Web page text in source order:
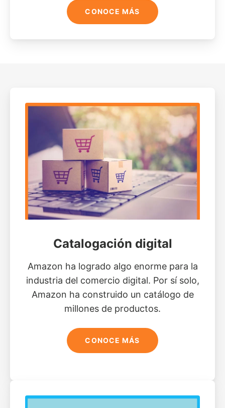
CONOCE MÁS
Catalogación digital
Amazon ha logrado algo enorme para la
industria del comercio digital. Por sí solo,
Amazon ha construido un catálogo de
millones de productos.
CONOCE MÁS